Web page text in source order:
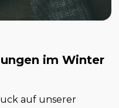
im Winter
auf unserer